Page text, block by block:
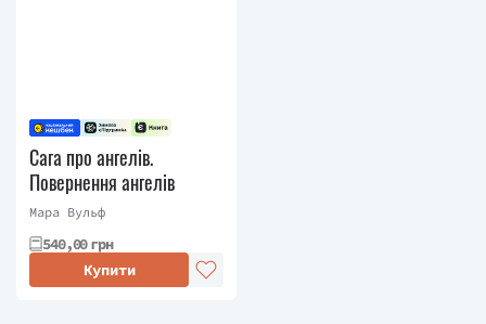
Сага про ангелів.
Повернення ангелів
Мара Вульф
540,00 грн
Купити